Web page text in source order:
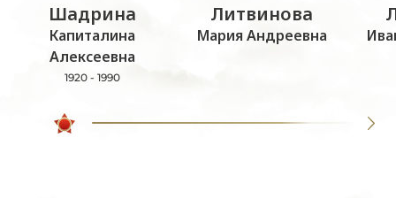
Шадрина
Капиталина
Алексеевна
1920 - 1990
Литвинова
Мария Андреевна